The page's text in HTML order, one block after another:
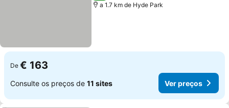
a 1.7 km de Hyde Park
De € 163
Consulte os preços de 11 sites Ver preços